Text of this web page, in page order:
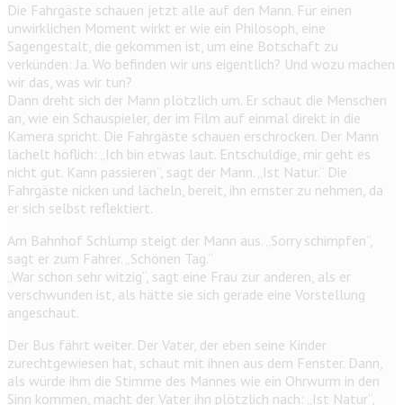
Die Fahrgäste schauen jetzt alle auf den Mann. Für einen
unwirklichen Moment wirkt er wie ein Philosoph, eine
Sagengestalt, die gekommen ist, um eine Botschaft zu
verkünden: Ja. Wo befinden wir uns eigentlich? Und wozu machen
wir das, was wir tun?
Dann dreht sich der Mann plötzlich um. Er schaut die Menschen
an, wie ein Schauspieler, der im Film auf einmal direkt in die
Kamera spricht. Die Fahrgäste schauen erschrocken. Der Mann
lächelt höflich: „Ich bin etwas laut. Entschuldige, mir geht es
nicht gut. Kann passieren“, sagt der Mann. „Ist Natur.“ Die
Fahrgäste nicken und lächeln, bereit, ihn ernster zu nehmen, da
er sich selbst reflektiert.
Am Bahnhof Schlump steigt der Mann aus. „Sorry schimpfen“,
sagt er zum Fahrer. „Schönen Tag.“
„War schon sehr witzig“, sagt eine Frau zur anderen, als er
verschwunden ist, als hätte sie sich gerade eine Vorstellung
angeschaut.
Der Bus fährt weiter. Der Vater, der eben seine Kinder
zurechtgewiesen hat, schaut mit ihnen aus dem Fenster. Dann,
als würde ihm die Stimme des Mannes wie ein Ohrwurm in den
Sinn kommen, macht der Vater ihn plötzlich nach: „Ist Natur“,